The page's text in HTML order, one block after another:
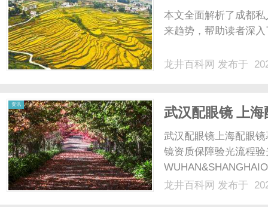
解析
本文全面解析了成都
来趋势，帮助读者深
龙井百科网 发布于
资讯
武汉配眼镜 上海
武汉配眼镜上海配眼
镜资质保障验光流程
配镜的写字楼眼镜店
龙井百科网 发布于